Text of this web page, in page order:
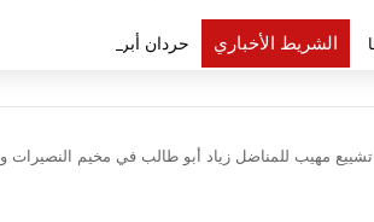
الشريط الأخباري حردان أبرق إلى هيكل
تشييع مهيب للمناضل زياد أبو طالب في مخيم النصيرات